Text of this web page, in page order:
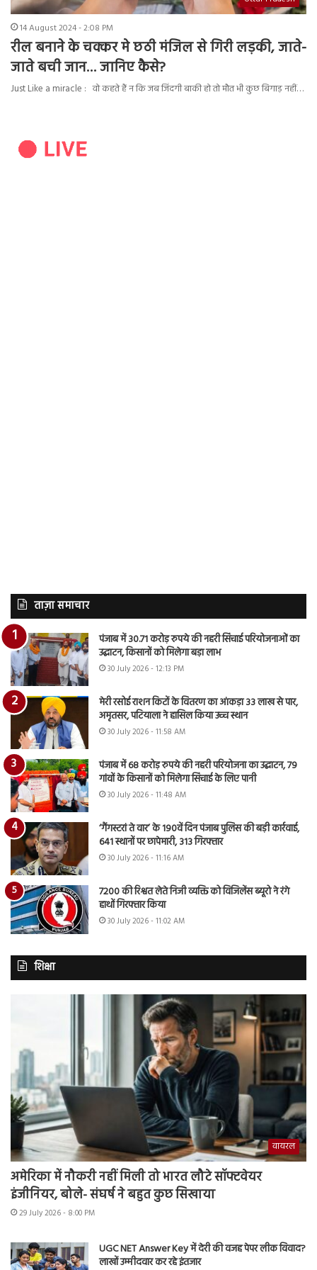
14 August 2024 - 2:08 PM
रील बनाने के चक्कर मे छठी मंजिल से गिरी लड़की, जाते-
जाते बची जान… जानिए कैसे?
Just Like a miracle : वो कहते हैं न कि जब जिंदगी बाकी हो तो मौत भी कुछ बिगाड़ नहीं…
ताज़ा समाचार
पंजाब में 30.71 करोड़ रुपये की नहरी सिंचाई परियोजनाओं का
उद्घाटन, किसानों को मिलेगा बड़ा लाभ
30 July 2026 - 12:13 PM
मेरी रसोई राशन किटों के वितरण का आंकड़ा 33 लाख से पार,
अमृतसर, पटियाला ने हासिल किया उच्च स्थान
30 July 2026 - 11:58 AM
पंजाब में 68 करोड़ रुपये की नहरी परियोजना का उद्घाटन, 79
गांवों के किसानों को मिलेगा सिंचाई के लिए पानी
30 July 2026 - 11:48 AM
‘गैंगस्टरां ते वार’ के 190वें दिन पंजाब पुलिस की बड़ी कार्रवाई,
641 स्थानों पर छापेमारी, 313 गिरफ्तार
30 July 2026 - 11:16 AM
7200 की रिश्वत लेते निजी व्यक्ति को विजिलेंस ब्यूरो ने रंगे
हाथों गिरफ्तार किया
30 July 2026 - 11:02 AM
शिक्षा
वायरल
अमेरिका में नौकरी नहीं मिली तो भारत लौटे सॉफ्टवेयर
इंजीनियर, बोले- संघर्ष ने बहुत कुछ सिखाया
29 July 2026 - 8:00 PM
UGC NET Answer Key में देरी की वजह पेपर लीक विवाद?
लाखों उम्मीदवार कर रहे इंतजार